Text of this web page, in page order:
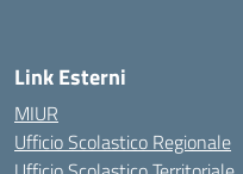
Link Esterni
MIUR
Ufficio Scolastico Regionale